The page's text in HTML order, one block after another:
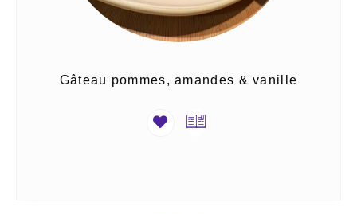
Gâteau pommes, amandes & vanille